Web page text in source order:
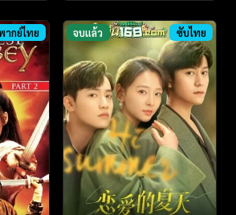
ากย์ไทย จบแล้ว ซับไทย